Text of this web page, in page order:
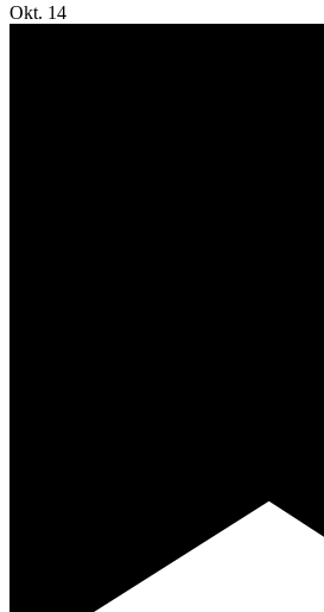
Okt. 14